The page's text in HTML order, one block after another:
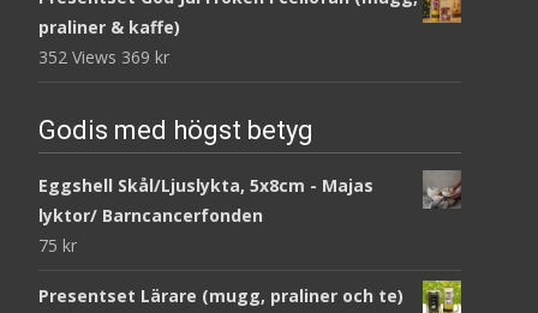
praliner & kaffe)
352 Views 369 kr
Godis med högst betyg
Eggshell Skål/Ljuslykta, 5x8cm - Majas
lyktor/ Barncancerfonden
75 kr
Presentset Lärare (mugg, praliner och te)